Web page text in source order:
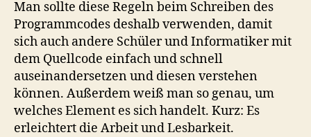
Man sollte diese Regeln beim Schreiben des
Programmcodes deshalb verwenden, damit
sich auch andere Schüler und Informatiker mit
dem Quellcode einfach und schnell
auseinandersetzen und diesen verstehen
können. Außerdem weiß man so genau, um
welches Element es sich handelt. Kurz: Es
erleichtert die Arbeit und Lesbarkeit.